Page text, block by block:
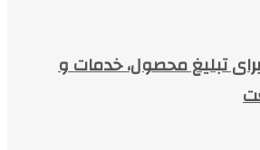
تبلیغ محصول، خدمات و